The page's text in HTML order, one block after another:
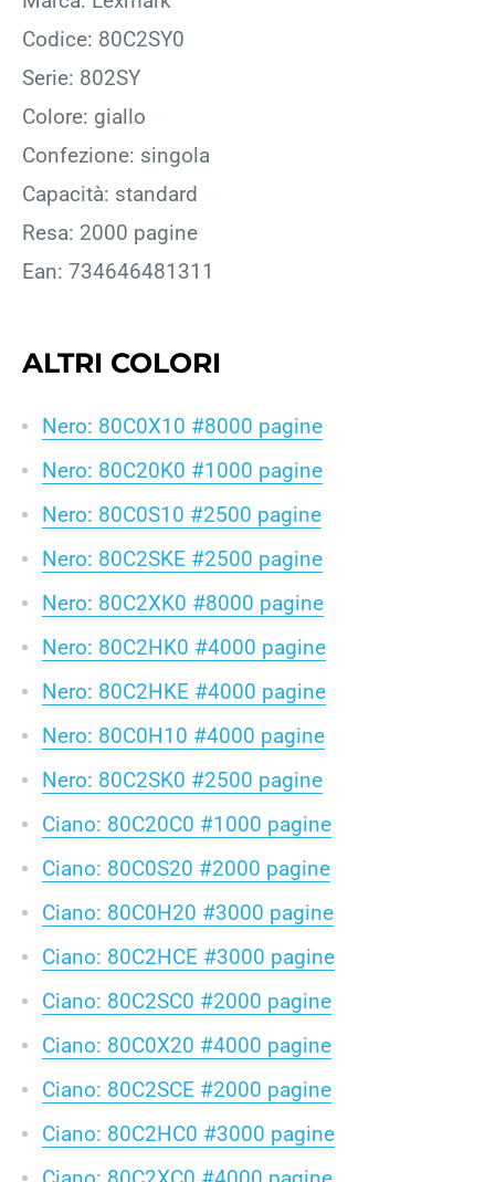
Codice: 80C2SY0
Serie: 802SY
Colore: giallo
Confezione: singola
Capacità: standard
Resa: 2000 pagine
Ean: 734646481311
ALTRI COLORI
Nero: 80C0X10 #8000 pagine
Nero: 80C20K0 #1000 pagine
Nero: 80C0S10 #2500 pagine
Nero: 80C2SKE #2500 pagine
Nero: 80C2XK0 #8000 pagine
Nero: 80C2HK0 #4000 pagine
Nero: 80C2HKE #4000 pagine
Nero: 80C0H10 #4000 pagine
Nero: 80C2SK0 #2500 pagine
Ciano: 80C20C0 #1000 pagine
Ciano: 80C0S20 #2000 pagine
Ciano: 80C0H20 #3000 pagine
Ciano: 80C2HCE #3000 pagine
Ciano: 80C2SC0 #2000 pagine
Ciano: 80C0X20 #4000 pagine
Ciano: 80C2SCE #2000 pagine
Ciano: 80C2HC0 #3000 pagine